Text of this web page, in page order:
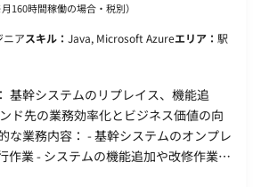
月160時間稼働の場合・税別）
ニアスキル： Java, Microsoft Azureエリア： 駅
基幹システムのリプレイス、機能追
ド先の業務効率化とビジネス価値の向
作業 - システムの機能追加や改修作業 -